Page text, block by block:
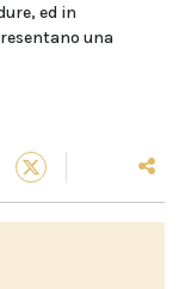
ed in
una